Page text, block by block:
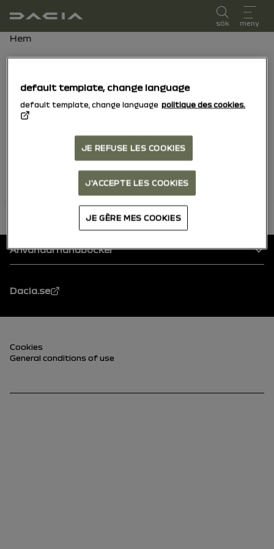
användarmanual
sök meny
Brödsmulor
Hem
Hitta all din favoritinhåll sorterad efter
Inga favoriter hittades.
tillbaka till toppen
Användarhandböcker
Dacia.se
Sidfot (nedre)
Cookies
General conditions of use
default template, change language
default template, change language politique des cookies.
JE REFUSE LES COOKIES
J'ACCEPTE LES COOKIES
JE GÈRE MES COOKIES